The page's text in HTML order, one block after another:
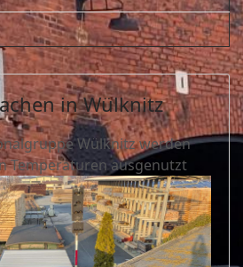
in Wülknitz
Wülknitz werden
Temperaturen ausgenutzt